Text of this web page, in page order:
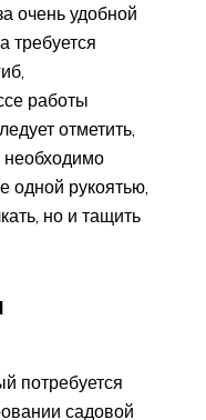
очень удобной
требуется
работы
отметить,
необходимо
одной рукоятью,
но и тащить
потребуется
садовой